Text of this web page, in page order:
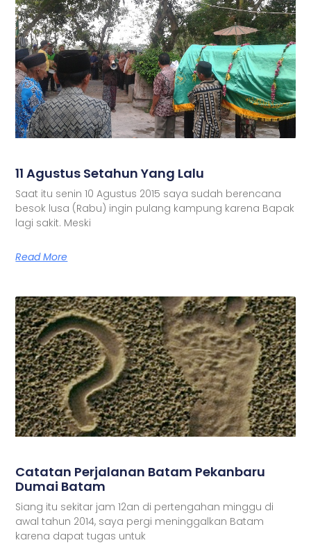
11 Agustus Setahun Yang Lalu
Saat itu senin 10 Agustus 2015 saya sudah berencana
besok lusa (Rabu) ingin pulang kampung karena Bapak
lagi sakit. Meski
Read More
Catatan Perjalanan Batam Pekanbaru
Dumai Batam
Siang itu sekitar jam 12an di pertengahan minggu di
awal tahun 2014, saya pergi meninggalkan Batam
karena dapat tugas untuk